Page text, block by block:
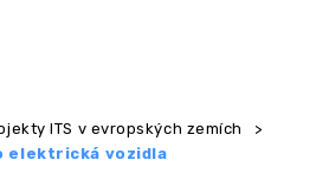
ITS v evropských zemích
>
elektrická vozidla